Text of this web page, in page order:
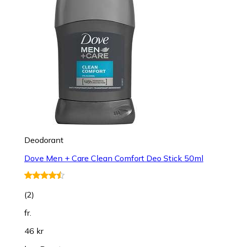
Deodorant
Dove Men + Care Clean Comfort Deo Stick 50ml
(2)
fr.
46 kr